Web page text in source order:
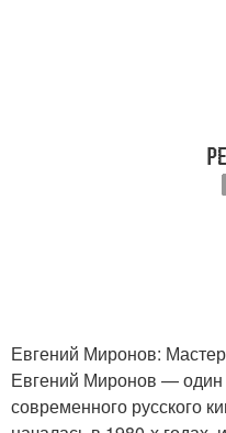
Евгений Миронов:
Евгений Миронов — один
современного русского